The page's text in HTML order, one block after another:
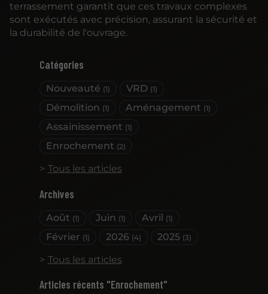
Catégories
Nouveauté (1) VRD (1)
Démolition (1) Aménagement (1)
Assainissement (1)
Enrochement (2)
Tous les articles
Archives
Août (1) Juin (1) Avril (1)
Février (1) 2026 (4) 2025 (3)
Tous les articles
Articles récents "Enrochement"
terrassement garantit que ces travaux complexes
sont exécutés avec précision, assurant la sécurité et
la durabilité de l'ouvrage.